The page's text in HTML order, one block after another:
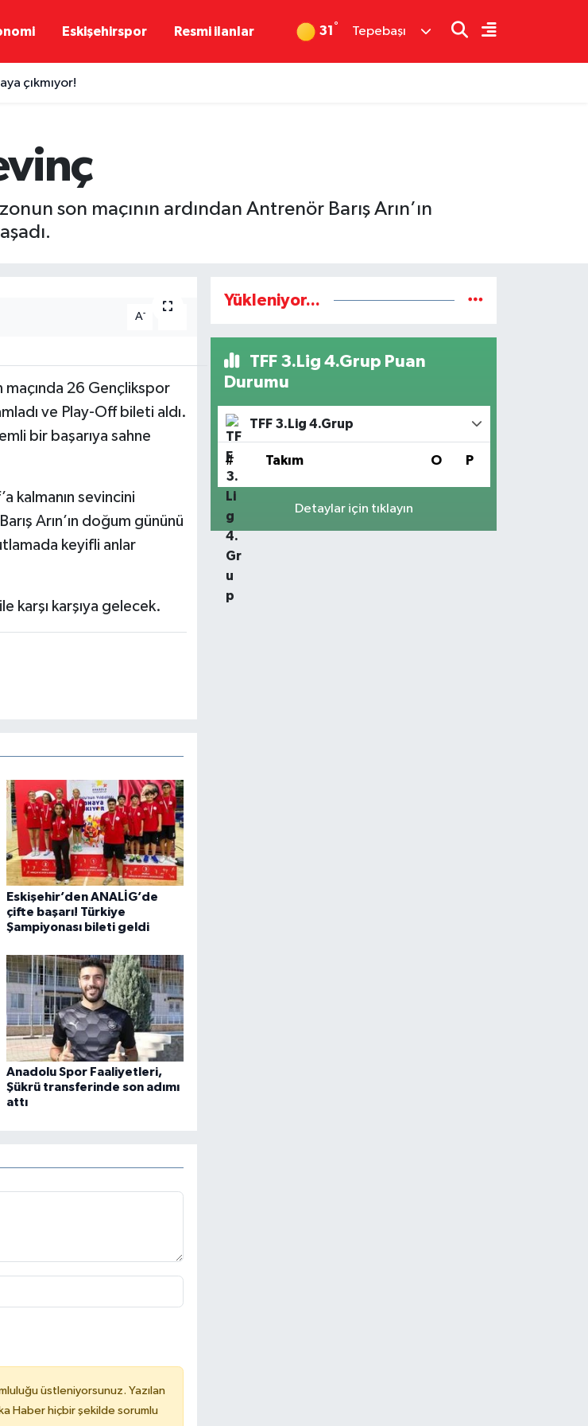
Eskişehirspor Resmi ilanlar 31 ° Tepebaşı
çıkmıyor!
son maçının ardından Antrenör Barış Arın’ın
A-
maçında 26 Gençlikspor
ve Play-Off bileti aldı.
bir başarıya sahne
kalmanın sevincini
Arın’ın doğum gününü
keyifli anlar
karşı karşıya gelecek.
Eskişehir’den ANALİG’de
çifte başarı! Türkiye
Şampiyonası bileti geldi
Anadolu Spor Faaliyetleri,
Şükrü transferinde son adımı
attı
üstleniyorsunuz. Yazılan
Haber hiçbir şekilde sorumlu
Yükleniyor...
TFF 3.Lig 4.Grup Puan
Durumu
TFF 3.Lig 4.Grup
# Takım O P
Detaylar için tıklayın